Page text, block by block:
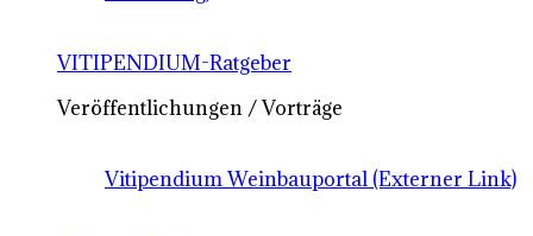
VITIPENDIUM-Ratgeber
Veröffentlichungen / Vorträge
Vitipendium Weinbauportal (Externer Link)